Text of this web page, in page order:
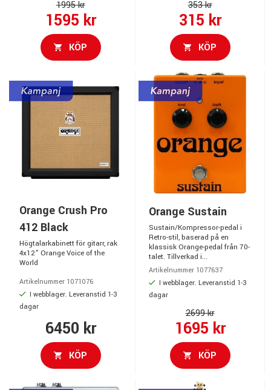
1995 kr
1595 kr
KÖP
353 kr
315 kr
KÖP
Orange Crush Pro
412 Black
Högtalarkabinett för gitarr, rak
4x12” Orange Voice of the
World
Artikelnummer 1071076
I webblager. Leveranstid 1-3
dagar
6450 kr
KÖP
Orange Sustain
Sustain/Kompressor-pedal i
Retro-stil, baserad på en
klassisk Orange-pedal från 70-
talet. Tillverkad i...
Artikelnummer 1077637
I webblager. Leveranstid 1-3
dagar
2699 kr
1695 kr
KÖP